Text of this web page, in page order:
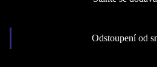
Odstoupení od